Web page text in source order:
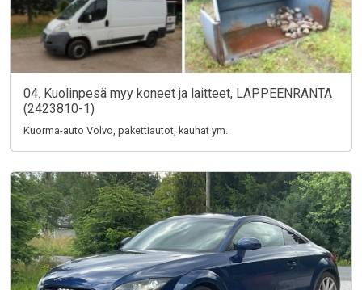
04. Kuolinpesä myy koneet ja laitteet, LAPPEENRANTA
(2423810-1)
Kuorma-auto Volvo, pakettiautot, kauhat ym.